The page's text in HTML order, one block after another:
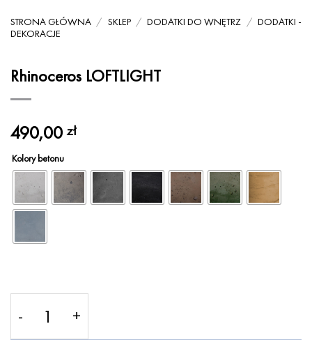
STRONA GŁÓWNA / SKLEP / DODATKI DO WNĘTRZ / DODATKI -
DEKORACJE
Rhinoceros LOFTLIGHT
490,00zł
Kolory betonu